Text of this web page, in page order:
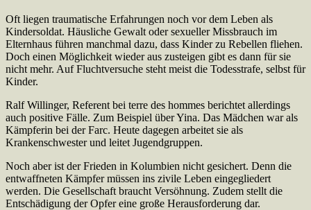
Oft liegen traumatische Erfahrungen noch vor dem Leben als
Kindersoldat. Häusliche Gewalt oder sexueller Missbrauch im
Elternhaus führen manchmal dazu, dass Kinder zu Rebellen fliehen.
Doch einen Möglichkeit wieder aus zusteigen gibt es dann für sie
nicht mehr. Auf Fluchtversuche steht meist die Todesstrafe, selbst für
Kinder.
Ralf Willinger, Referent bei terre des hommes berichtet allerdings
auch positive Fälle. Zum Beispiel über Yina. Das Mädchen war als
Kämpferin bei der Farc. Heute dagegen arbeitet sie als
Krankenschwester und leitet Jugendgruppen.
Noch aber ist der Frieden in Kolumbien nicht gesichert. Denn die
entwaffneten Kämpfer müssen ins zivile Leben eingegliedert
werden. Die Gesellschaft braucht Versöhnung. Zudem stellt die
Entschädigung der Opfer eine große Herausforderung dar.